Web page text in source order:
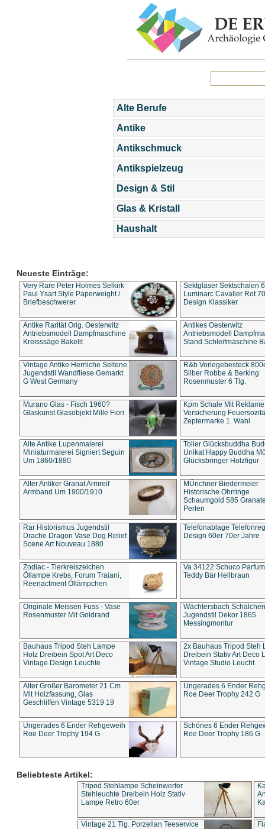
Alte Berufe
Antike
Antikschmuck
Antikspielzeug
Design & Stil
Glas & Kristall
Haushalt
Neueste Einträge:
Very Rare Peter Holmes Selkirk
Paul Ysart Style Paperweight /
Briefbeschwerer
Sektgläser Sektschalen
Luminarc Cavalier Rot
Design Klassiker
Antike Rarität Orig. Oesterwitz
Antriebsmodell Dampfmaschine
Kreisssäge Bakelit
Antikes Oesterwitz
Antriebsmodell
Stand Schleifmaschine
Vintage Antike Herrliche Seltene
Jugendstil Wandfliese Gemarkt
G West Germany
R&b Vorlegebesteck
Silber Robbe & Berking
Rosenmuster 6 Tlg.
Murano Glas - Fisch 1960?
Glaskunst Glasobjekt Mille Fiori
Kpm Schale Mit Reklame
Versicherung
Zeptermarke 1. Wahl
Alte Antike Lupenmalerei
Miniaturmalerei Signiert Seguin
Um 1860/1880
Toller Glücksbuddha
Unikat Happy Buddha
Glücksbringer Holzfigur
Alter Antiker Granat Armreif
Armband Um 1900/1910
MÜnchner Biedermeier
Historische Ohrringe
Schaumgold 585
Perlen
Rar Historismus Jugendstil
Drache Dragon Vase Dog Relief
Scene Art Nouveau 1880
Telefonablage
Design 60er 70er Jahre
Zodiac - Tierkreiszeichen
Öllampe Krebs, Forum Traiani,
Reenactment Öllämpchen
Va 34122 Schuco
Teddy Bär Hellbraun
Originale Meissen Fuss - Vase
Rosenmuster Mit Goldrand
Wächtersbach Schälchen
Jugendstil Dekor 1865
Messingmontur
Bauhaus Tripod Steh Lampe
Holz Dreibein Spot Art Deco
Vintage Design Leuchte
2x Bauhaus Tripod Steh
Dreibein Stativ Art Deco
Vintage Studio Leucht
Alter Großer Barometer 21 Cm
Mit Holzfassung, Glas
Geschliffen Vintage 5319 19
Ungerades 6 Ender
Roe Deer Trophy 242 G
Ungerades 6 Ender Rehgeweih
Roe Deer Trophy 194 G
Schönes 6 Ender
Roe Deer Trophy 186 G
Beliebteste Artikel:
Tripod Stehlampe Scheinwerfer
Stehleuchte Dreibein Holz Stativ
Lampe Retro 60er
Vintage 21 Tlg. Porzellan Teeservice